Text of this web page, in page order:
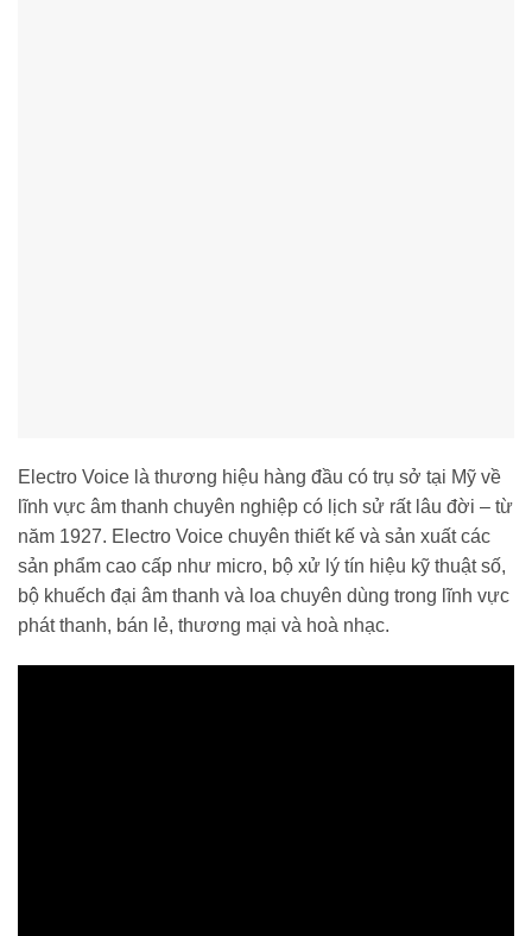
Electro Voice là thương hiệu hàng đầu có trụ sở tại Mỹ về
lĩnh vực âm thanh chuyên nghiệp có lịch sử rất lâu đời – từ
năm 1927. Electro Voice chuyên thiết kế và sản xuất các
sản phẩm cao cấp như micro, bộ xử lý tín hiệu kỹ thuật số,
bộ khuếch đại âm thanh và loa chuyên dùng trong lĩnh vực
phát thanh, bán lẻ, thương mại và hoà nhạc.